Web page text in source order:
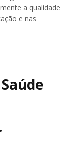
a qualidade
e nas
.